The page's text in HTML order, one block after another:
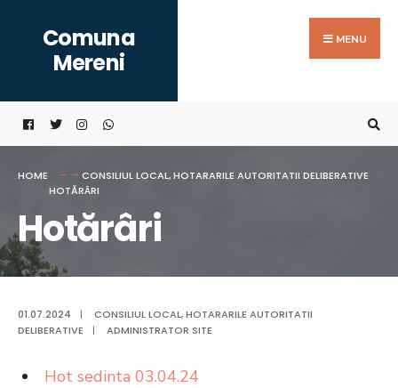
content
Comuna
Mereni
MENU
HOME CONSILIUL LOCAL,HOTARARILE AUTORITATII DELIBERATIVE
HOTĂRÂRI
Hotărâri
01.07.2024 | CONSILIUL LOCAL,HOTARARILE AUTORITATII
DELIBERATIVE
| ADMINISTRATOR SITE
Hot sedinta 03.04.24
for: